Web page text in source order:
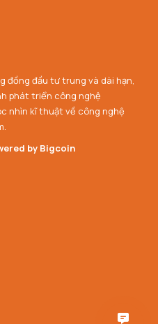
đồng đầu tư trung và dài hạn,
phát triển công nghệ
nhìn kĩ thuật về công nghệ
by Bigcoin